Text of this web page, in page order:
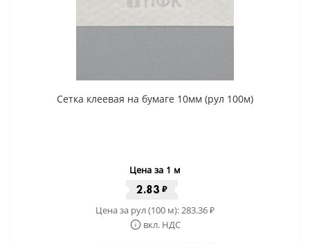
Сетка клеевая на бумаге 10мм (рул 100м)
Цена за 1 м
2.83 ₽
Цена за рул (100 м):283.36₽
вкл. НДС